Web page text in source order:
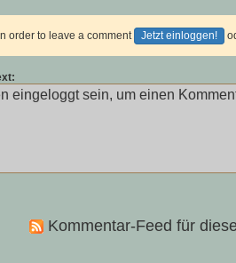
order to leave a comment Jetzt einloggen!
Kommentar-Feed für